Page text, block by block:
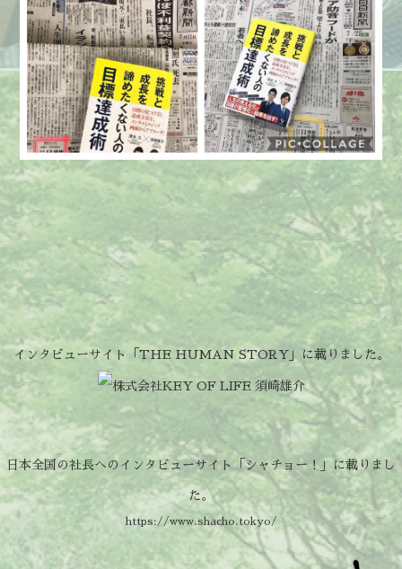
インタビューサイト「THE HUMAN STORY」に載りました。
日本全国の社長へのインタビューサイト「シャチョー！」に載りまし
た。
https://www.shacho.tokyo/